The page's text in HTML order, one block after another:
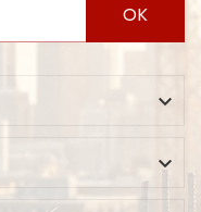
OK

